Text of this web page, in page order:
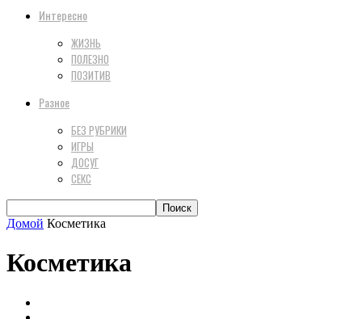
Интересно
ЖИЗНЬ
ПОЛЕЗНО
ПОЗИТИВ
Разное
БЕЗ РУБРИКИ
ИГРЫ
ДОСУГ
СЕКС
Домой Косметика
Косметика